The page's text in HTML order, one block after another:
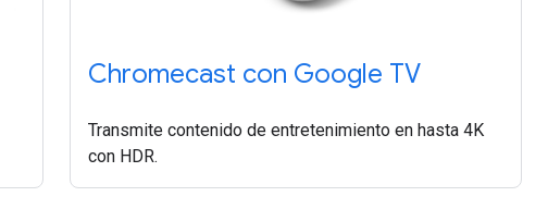
Chromecast con Google TV
Transmite contenido de entretenimiento en hasta 4K
con HDR.